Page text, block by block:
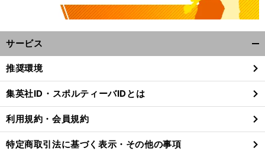
サービス
閉
る
推奨環境
集英社ID・スポルティーバIDとは
利用規約・会員規約
特定商取引法に基づく表示・その他の事項